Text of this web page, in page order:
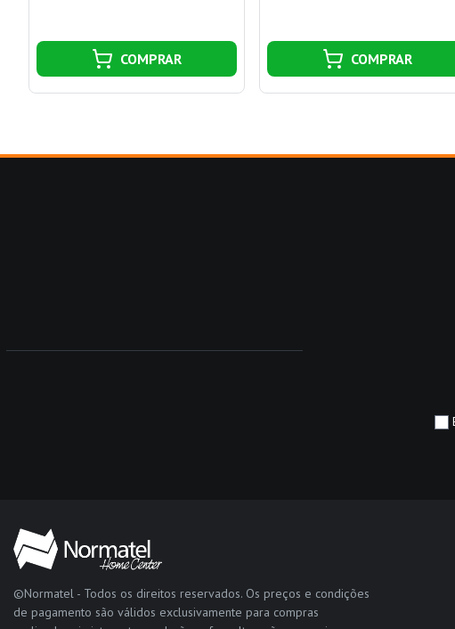
COMPRAR COMPRAR
©Normatel - Todos os direitos reservados. Os preços e condições
de pagamento são válidos exclusivamente para compras